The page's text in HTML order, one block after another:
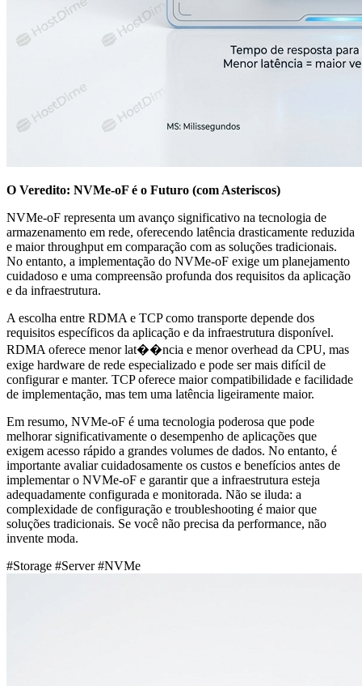
O Veredito: NVMe-oF é o Futuro (com Asteriscos)
NVMe-oF representa um avanço significativo na tecnologia de
armazenamento em rede, oferecendo latência drasticamente reduzida
e maior throughput em comparação com as soluções tradicionais.
No entanto, a implementação do NVMe-oF exige um planejamento
cuidadoso e uma compreensão profunda dos requisitos da aplicação
e da infraestrutura.
A escolha entre RDMA e TCP como transporte depende dos
requisitos específicos da aplicação e da infraestrutura disponível.
RDMA oferece menor lat��ncia e menor overhead da CPU, mas
exige hardware de rede especializado e pode ser mais difícil de
configurar e manter. TCP oferece maior compatibilidade e facilidade
de implementação, mas tem uma latência ligeiramente maior.
Em resumo, NVMe-oF é uma tecnologia poderosa que pode
melhorar significativamente o desempenho de aplicações que
exigem acesso rápido a grandes volumes de dados. No entanto, é
importante avaliar cuidadosamente os custos e benefícios antes de
implementar o NVMe-oF e garantir que a infraestrutura esteja
adequadamente configurada e monitorada. Não se iluda: a
complexidade de configuração e troubleshooting é maior que
soluções tradicionais. Se você não precisa da performance, não
invente moda.
#Storage #Server#NVMe